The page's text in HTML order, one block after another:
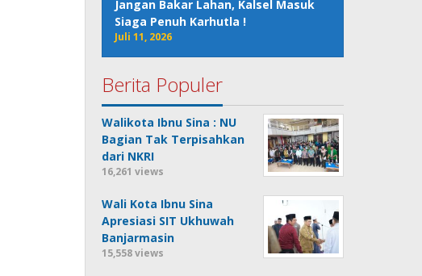
Jangan Bakar Lahan, Kalsel Masuk
Siaga Penuh Karhutla !
Juli 11, 2026
Berita Populer
Walikota Ibnu Sina : NU
Bagian Tak Terpisahkan
dari NKRI
16,261 views
Wali Kota Ibnu Sina
Apresiasi SIT Ukhuwah
Banjarmasin
15,558 views